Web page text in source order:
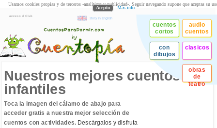
acceso al Club
story in English
cuentos
cortos
audio
cuentos
con
dibujos
clasicos
obras
de
teatro
Nuestros mejores cuentos
infantiles
Toca la imagen del cálamo de abajo para
acceder gratis a nuestra mejor selección de
cuentos con actividades.Descárgalos y disfruta
Usamos cookies propias y de terceros -analíticas y publicidad-. Seguir navegando supone que aceptas su
Acepto Más info